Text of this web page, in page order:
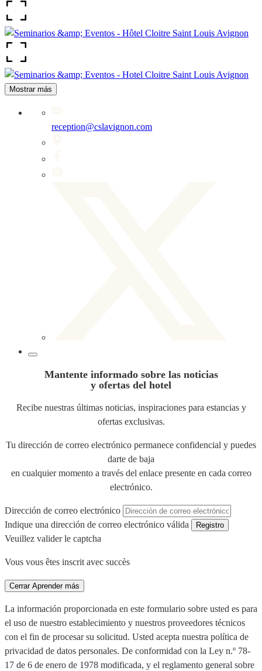
Mostrar más
reception@cslavignon.com
Mantente informado sobre las noticias
y ofertas del hotel
Recibe nuestras últimas noticias, inspiraciones para estancias y
ofertas exclusivas.
Tu dirección de correo electrónico permanece confidencial y puedes
darte de baja
en cualquier momento a través del enlace presente en cada correo
electrónico.
Dirección de correo electrónico
Indique una dirección de correo electrónico válida
Registro
Veuillez valider le captcha
Vous vous êtes inscrit avec succès
Cerrar Aprender más
La información proporcionada en este formulario sobre usted es para
el uso de nuestro establecimiento y nuestros proveedores técnicos
con el fin de procesar su solicitud. Usted acepta nuestra política de
privacidad de datos personales. De conformidad con la Ley n.º 78-
17 de 6 de enero de 1978 modificada, y el reglamento general sobre